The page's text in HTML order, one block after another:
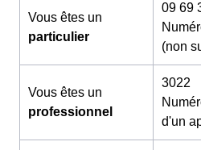
Vous êtes un
particulier
09 69
(non
Vous êtes un
professionnel
3022
d'un